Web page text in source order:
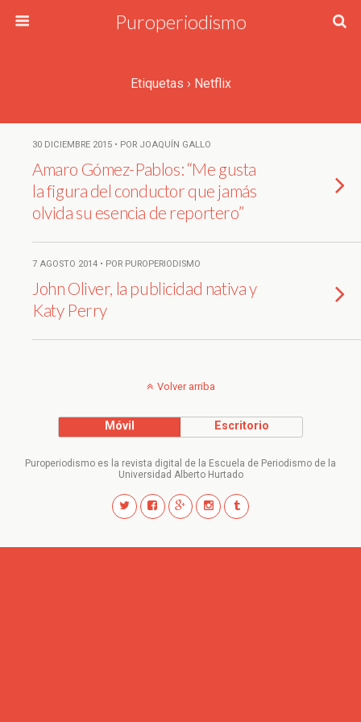
Puroperiodismo
Etiquetas › Netflix
30 DICIEMBRE 2015 • POR JOAQUÍN GALLO
Amaro Gómez-Pablos: “Me gusta
la figura del conductor que jamás
olvida su esencia de reportero”
7 AGOSTO 2014 • POR PUROPERIODISMO
John Oliver, la publicidad nativa y
Katy Perry
Volver arriba
Móvil Escritorio
Puroperiodismo es la revista digital de la Escuela de Periodismo de la
Universidad Alberto Hurtado